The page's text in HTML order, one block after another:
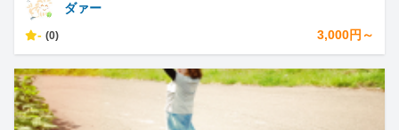
ダァー
- (0) 3,000円～